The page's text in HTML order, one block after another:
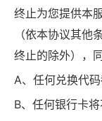
终止为您提供本
（依本协议其他
终止的除外），
A、任何兑换代码
B、任何银行卡